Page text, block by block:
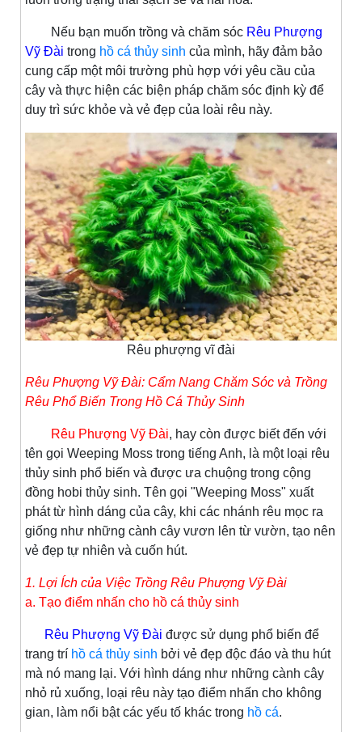
Nếu bạn muốn trồng và chăm sóc Rêu Phượng
Vỹ Đài trong hồ cá thủy sinh của mình, hãy đảm bảo
cung cấp một môi trường phù hợp với yêu cầu của
cây và thực hiện các biện pháp chăm sóc định kỳ để
duy trì sức khỏe và vẻ đẹp của loài rêu này.
Rêu phượng vĩ đài
Rêu Phượng Vỹ Đài: Cẩm Nang Chăm Sóc và Trồng
Rêu Phổ Biến Trong Hồ Cá Thủy Sinh
Rêu Phượng Vỹ Đài, hay còn được biết đến với
tên gọi Weeping Moss trong tiếng Anh, là một loại rêu
thủy sinh phổ biến và được ưa chuộng trong cộng
đồng hobi thủy sinh. Tên gọi "Weeping Moss" xuất
phát từ hình dáng của cây, khi các nhánh rêu mọc ra
giống như những cành cây vươn lên từ vườn, tạo nên
vẻ đẹp tự nhiên và cuốn hút.
1. Lợi Ích của Việc Trồng Rêu Phượng Vỹ Đài
a. Tạo điểm nhấn cho hồ cá thủy sinh
Rêu Phượng Vỹ Đài được sử dụng phổ biến để
trang trí hồ cá thủy sinh bởi vẻ đẹp độc đáo và thu hút
mà nó mang lại. Với hình dáng như những cành cây
nhỏ rủ xuống, loại rêu này tạo điểm nhấn cho không
gian, làm nổi bật các yếu tố khác trong hồ cá.